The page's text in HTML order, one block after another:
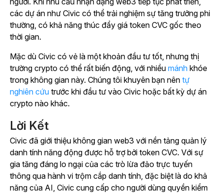
các dự án như Civic có thể trải nghiệm sự tăng trưởng phi
thường, có khả năng thúc đẩy giá token CVC gốc theo
thời gian.
Mặc dù Civic có vẻ là một khoản đầu tư tốt, nhưng thị
trường crypto có thể rất biến động, với nhiều mánh khóe
trong không gian này. Chúng tôi khuyên bạn nên tự
nghiên cứu trước khi đầu tư vào Civic hoặc bất kỳ dự án
crypto nào khác.
Lời Kết
Civic đã giới thiệu không gian web3 với nền tảng quản lý
danh tính năng động được hỗ trợ bởi token CVC. Với sự
gia tăng đáng lo ngại của các trò lừa đảo trực tuyến
thông qua hành vi trộm cắp danh tính, đặc biệt là do khả
năng của AI, Civic cung cấp cho người dùng quyền kiểm